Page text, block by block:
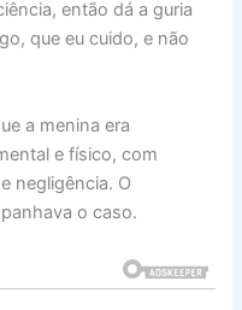
então dá a guria
que eu cuido, e não
a menina era
e físico, com
negligência. O
o caso.